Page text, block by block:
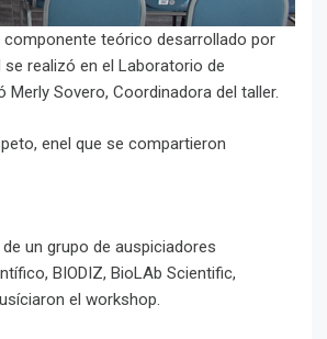
componente teórico desarrollado por
realizó en el Laboratorio de
Merly Sovero, Coordinadora del taller.
enel que se compartieron
un grupo de auspiciadores
BIODIZ, BioLAb Scientific,
el workshop.